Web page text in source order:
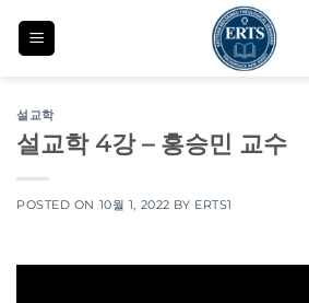
설교학
설교학 4강 – 홍승민 교수
POSTED ON 10월 1, 2022 BY ERTS1